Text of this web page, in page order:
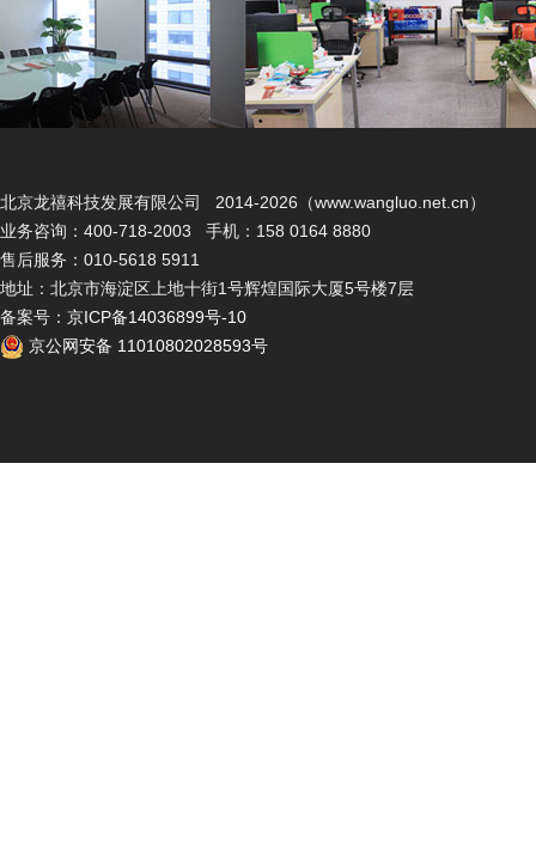
北京龙禧科技发展有限公司 2014-2026（www.wangluo.net.cn）
业务咨询：400-718-2003 手机：158 0164 8880
售后服务：010-5618 5911
地址：北京市海淀区上地十街1号辉煌国际大厦5号楼7层
备案号： 京ICP备14036899号-10
京公网安备 11010802028593号